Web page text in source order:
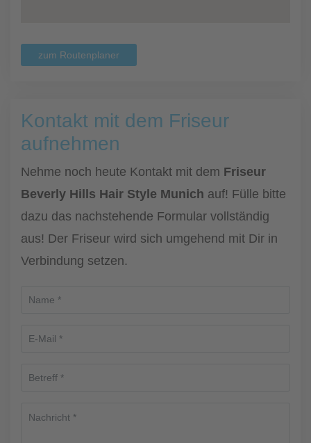
zum Routenplaner
Kontakt mit dem Friseur
aufnehmen
Nehme noch heute Kontakt mit dem Friseur
Beverly Hills Hair Style Munich auf! Fülle bitte
dazu das nachstehende Formular vollständig
aus! Der Friseur wird sich umgehend mit Dir in
Verbindung setzen.